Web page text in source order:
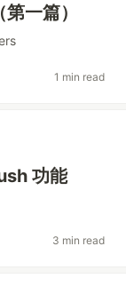
一篇）
1 min read
功能
3 min read